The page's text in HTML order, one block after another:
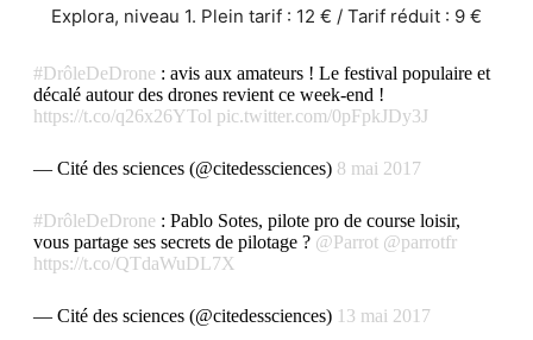
Explora, niveau 1. Plein tarif : 12 € / Tarif réduit : 9 €
#DrôleDeDrone: avis aux amateurs ! Le festival populaire et
décalé autour des drones revient ce week-end !
https://t.co/q26x26YTol pic.twitter.com/0pFpkJDy3J
— Cité des sciences (@citedessciences) 8 mai 2017
#DrôleDeDrone: Pablo Sotes, pilote pro de course loisir,
vous partage ses secrets de pilotage ? @Parrot @parrotfr
https://t.co/QTdaWuDL7X
— Cité des sciences (@citedessciences) 13 mai 2017